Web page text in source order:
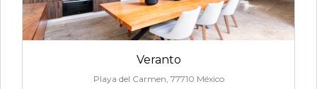
Veranto
Playa del Carmen, 77710 México